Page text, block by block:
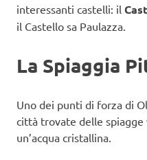
interessanti castelli: il
il Castello sa Paulazza.
La Spiaggia
Uno dei punti di forza di
città trovate delle
un’acqua cristallina.